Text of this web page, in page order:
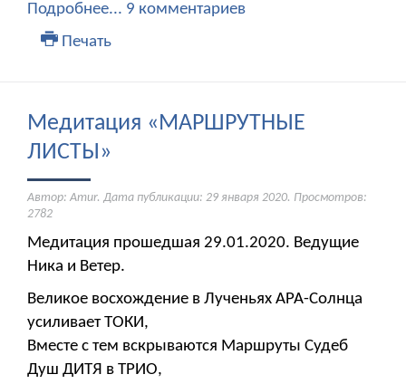
Подробнее... 9 комментариев
Печать
Медитация «МАРШРУТНЫЕ
ЛИСТЫ»
Автор: Amur. Дата публикации: 29 января 2020. Просмотров:
2782
Медитация прошедшая 29.01.2020. Ведущие
Ника и Ветер.
Великое восхождение в Лученьях АРА-Солнца
усиливает ТОКИ,
Вместе с тем вскрываются Маршруты Судеб
Душ ДИТЯ в ТРИО,